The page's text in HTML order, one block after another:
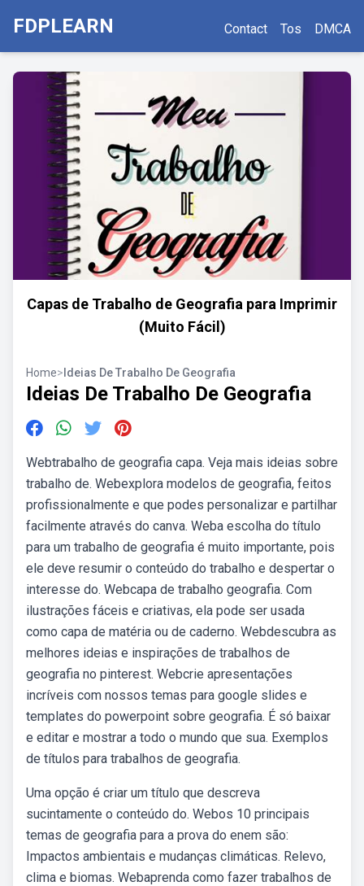
FDPLEARN Contact Tos DMCA
Capas de Trabalho de Geografia para Imprimir
(Muito Fácil)
Home> Ideias De Trabalho De Geografia
Ideias De Trabalho De Geografia
Webtrabalho de geografia capa. Veja mais ideias sobre
trabalho de. Webexplora modelos de geografia, feitos
profissionalmente e que podes personalizar e partilhar
facilmente através do canva. Weba escolha do título
para um trabalho de geografia é muito importante, pois
ele deve resumir o conteúdo do trabalho e despertar o
interesse do. Webcapa de trabalho geografia. Com
ilustrações fáceis e criativas, ela pode ser usada
como capa de matéria ou de caderno. Webdescubra as
melhores ideias e inspirações de trabalhos de
geografia no pinterest. Webcrie apresentações
incríveis com nossos temas para google slides e
templates do powerpoint sobre geografia. É só baixar
e editar e mostrar a todo o mundo que sua. Exemplos
de títulos para trabalhos de geografia.
Uma opção é criar um título que descreva
sucintamente o conteúdo do. Webos 10 principais
temas de geografia para a prova do enem são:
Impactos ambientais e mudanças climáticas. Relevo,
clima e biomas. Webaprenda como fazer trabalhos de